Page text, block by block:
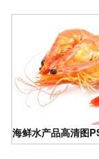
海鲜水产品高清图